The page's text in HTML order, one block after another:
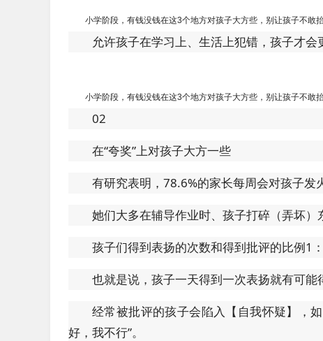
小学阶段，有钱没钱在这3个地方对孩子大方些，别让孩子不敢
允许孩子在学习上、生活上犯错，孩子才会
小学阶段，有钱没钱在这3个地方对孩子大方些，别让孩子不敢
02
在“夸奖”上对孩子大方一些
有研究表明，78.6%的家长每周会对孩子发
她们大多在辅导作业时、孩子打碎（弄坏）
孩子们得到表扬的次数和得到批评的比例1：
也就是说，孩子一天得到一次表扬就有可能
经常被批评的孩子会陷入【自我怀疑】，
好，我不行”。